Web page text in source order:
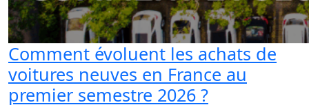
Comment évoluent les achats de
voitures neuves en France au
premier semestre 2026 ?